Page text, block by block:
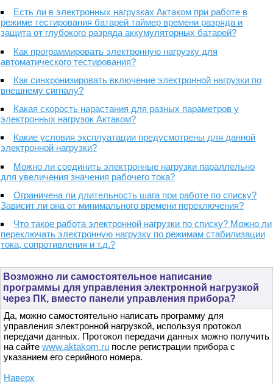
Есть ли в электронных нагрузках Актаком при работе в
режиме тестирования батарей таймер времени разряда и
защита от глубокого разряда аккумуляторных батарей?
Как программировать электронную нагрузку для
автоматического тестирования?
Как синхронизировать включение электронной нагрузки по
внешнему сигналу?
Какая скорость нарастания для разных параметров у
электронных нагрузок Актаком?
Какие условия эксплуатации предусмотрены для данной
электронной нагрузки?
Можно ли соединить электронные нагрузки параллельно
для увеличения значения рабочего тока?
Ограничена ли длительность шага при работе по списку?
Зависит ли она от минимального времени переключения?
Что такое работа электронной нагрузки по списку? Можно ли
переключать электронную нагрузку по режимам стабилизации
тока, сопротивления и т.д.?
Возможно ли самостоятельное написание
программы для управления электронной нагрузкой
через ПК, вместо панели управления прибора?
Да, можно самостоятельно написать программу для
управления электронной нагрузкой, используя протокол
передачи данных. Протокол передачи данных можно получить
на сайте www.aktakom.ru после регистрации прибора с
указанием его серийного номера.
Наверх